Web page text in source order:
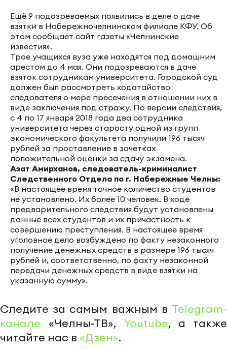
Ещё 9 подозреваемых появились в деле о даче
взятки в Набережночелнинском филиале КФУ. Об
этом сообщает сайт газеты «Челнинские
известия».
Трое учащихся вуза уже находятся под домашним
арестом до 4 мая. Они подозреваются в даче
взяток сотрудникам университета. Городской суд
должен был рассмотреть ходатайство
следователя о мере пресечения в отношении них в
виде заключения под стражу. По версии следствия,
с 4 по 17 января 2018 года два сотрудника
университета через старосту одной из групп
экономического факультета получили 196 тысяч
рублей за проставление в зачетках
положительной оценки за сдачу экзамена.
Азат Амирханов, следователь-криминалист
Следственного Отдела по г. Набережные Челны:
«В настоящее время точное количество студентов
не установлено. Их более 10 человек. В ходе
предварительного следствия будут установлены
данные всех студентов и их причастность к
совершению преступления. В настоящее время
уголовное дело возбуждено по факту незаконного
получение денежных средств в размере 196 тысяч
рублей и, соответственно, по факту незаконной
передачи денежных средств в виде взятки на
указанную сумму».
Следите за самым важным в Telegram-
канале «Челны-ТВ», Youtube, а также
читайте нас в «Дзен».